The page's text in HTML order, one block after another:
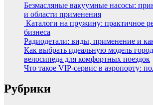
Безмасляные вакуумные насосы:
и области применения
Каталоги на пружину: практичное
бизнеса
Радиодетали: виды, применение и
Как выбрать идеальную модель
велосипеда для комфортных поездок
Что такое VIP-сервис в аэропорту:
Рубрики